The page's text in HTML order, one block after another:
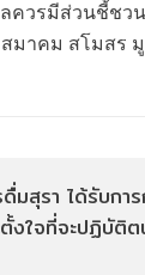
ควรมีส่วนชี้ช
มาคม สโมสร
สุรา ได้รับกา
งใจที่จะปฏิบั